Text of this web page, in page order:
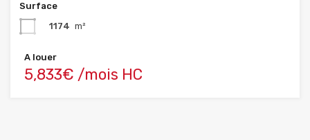
Surface
1174 m²
A louer
5,833€ /mois HC